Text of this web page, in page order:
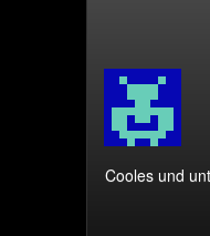
Cooles und